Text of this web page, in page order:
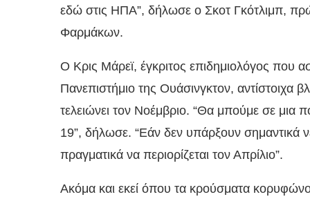
εδώ στις ΗΠΑ”, δήλωσε ο Σκοτ Γκότλιμπ,
Φαρμάκων.
Ο Κρις Μάρεϊ, έγκριτος επιδημιολόγος που
Πανεπιστήμιο της Ουάσινγκτον, αντίστοιχα
τελειώνει τον Νοέμβριο. “Θα μπούμε σε μια
19”, δήλωσε. “Εάν δεν υπάρξουν σημαντικά
πραγματικά να περιορίζεται τον Απρίλιο”.
Ακόμα και εκεί όπου τα κρούσματα